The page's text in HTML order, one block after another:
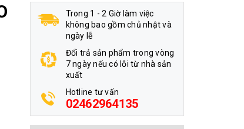
Trong 1 - 2 Giờ làm việc
không bao gồm chủ nhật và
ngày lễ
Đổi trả sản phẩm trong vòng
7 ngày nếu có lỗi từ nhà sản
xuất
Hotline tư vấn
02462964135